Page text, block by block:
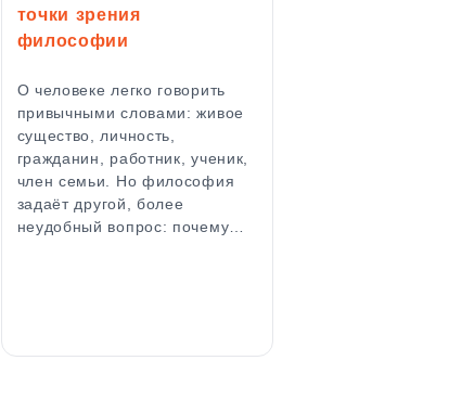
точки зрения
философии
О человеке легко говорить
привычными словами: живое
существо, личность,
гражданин, работник, ученик,
член семьи. Но философия
задаёт другой, более
неудобный вопрос: почему…